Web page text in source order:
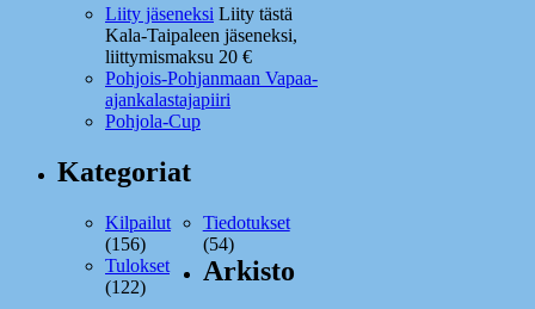
Liity jäseneksi Liity tästä
Kala-Taipaleen jäseneksi,
liittymismaksu 20 €
Pohjois-Pohjanmaan Vapaa-
ajankalastajapiiri
Pohjola-Cup
Kategoriat
Kilpailut
(156)
Tiedotukset
(54)
Tulokset
(122)
Arkisto